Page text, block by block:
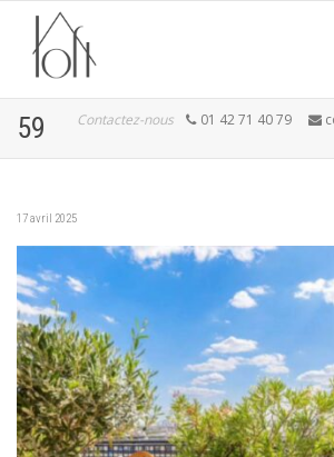
59 Contactez-nous 01 42 71 40 79
17 avril 2025